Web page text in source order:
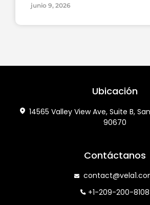
junio 9, 2026
Ubicación
14565 Valley View Ave, Suite B,
90670
Contáctanos
+1-209-200-8108